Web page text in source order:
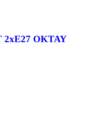
OKTAY